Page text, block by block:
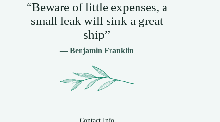
“Beware of little expenses, a
small leak will sink a great
ship”
— Benjamin Franklin
Contact Info